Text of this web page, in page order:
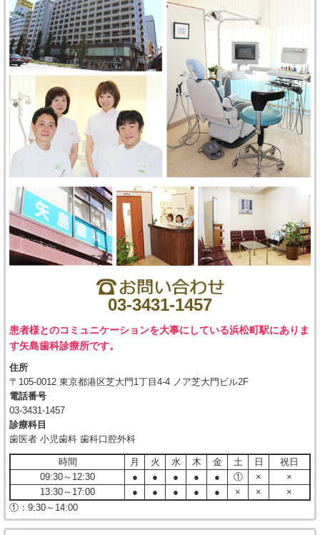
03-3431-1457
患者様とのコミュニケーションを大事にしている浜松町駅にありま
す矢島歯科診療所です。
住所
〒105-0012 東京都港区芝大門1丁目4-4 ノア芝大門ビル2F
電話番号
03-3431-1457
診療科目
歯医者 小児歯科 歯科口腔外科
時間 月 火 水 木 金 土 日
祝日
09:30～12:30
● ● ● ● ● ① ×
×
13:30～17:00
● ● ● ● ● × ×
×
①：9:30～14:00